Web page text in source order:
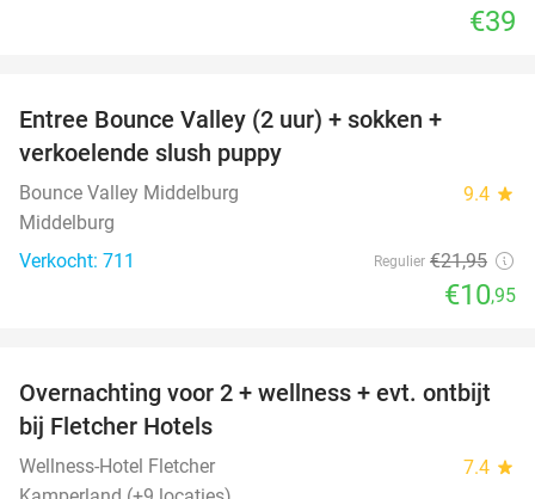
€39
Entree Bounce Valley (2 uur) + sokken +
verkoelende slush puppy
Bounce Valley Middelburg 9.4 star
Middelburg
Verkocht: 711
Regulier €21,95
€10,95
55%
Overnachting voor 2 + wellness + evt. ontbijt
bij Fletcher Hotels
Wellness-Hotel Fletcher 7.4 star